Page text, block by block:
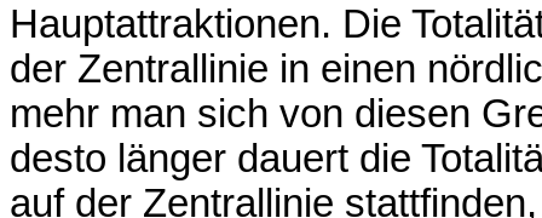
Hauptattraktionen. Die
der Zentrallinie in einen
mehr man sich von diesen
desto länger dauert die
auf der Zentrallinie